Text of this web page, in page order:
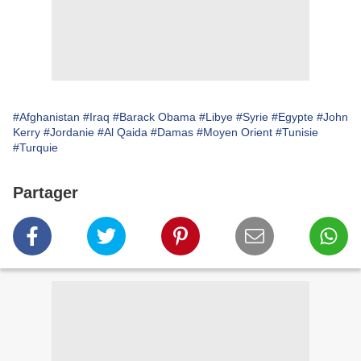
#Afghanistan #Iraq #Barack Obama #Libye #Syrie #Egypte #John
Kerry #Jordanie #Al Qaida #Damas #Moyen Orient #Tunisie
#Turquie
Partager